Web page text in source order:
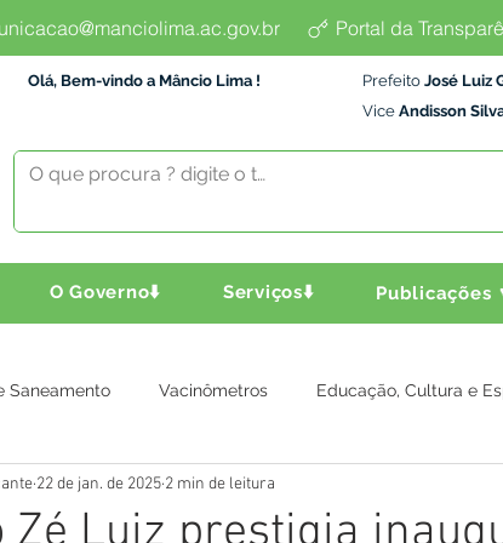
Portal da
Olá, Bem-vindo a Mâncio Lima ! Prefeito José Luiz
Vice Andisson
O Governo⬇️ Serviços⬇️ Publicações
Saneamento Vacinômetros Educação, Cultura e
Obra e Transporte Assistência Social
22 de jan. de 2025 2 min de leitura